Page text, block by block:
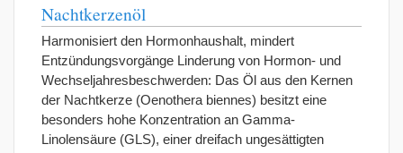
Nachtkerzenöl
Harmonisiert den Hormonhaushalt, mindert
Entzündungsvorgänge Linderung von Hormon- und
Wechseljahresbeschwerden: Das Öl aus den Kernen
der Nachtkerze (Oenothera biennes) besitzt eine
besonders hohe Konzentration an Gamma-
Linolensäure (GLS), einer dreifach ungesättigten